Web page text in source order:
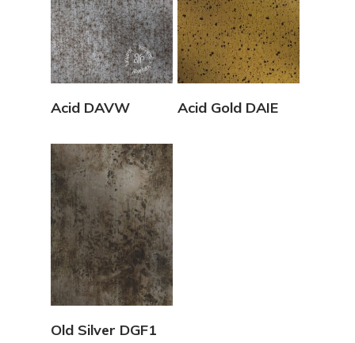
Acid DAVW Acid Gold DAIE
Old Silver DGF1